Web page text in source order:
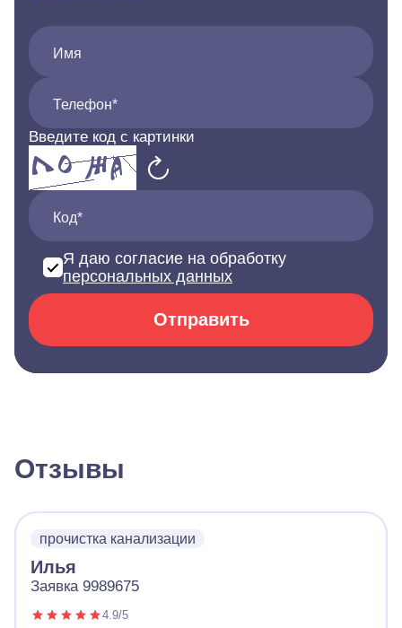
Имя
Телефон*
Введите код с картинки
Код*
Я даю согласие на обработку
персональных данных
Отправить
Отзывы
прочистка канализации
Илья
Заявка 9989675
4.9/5